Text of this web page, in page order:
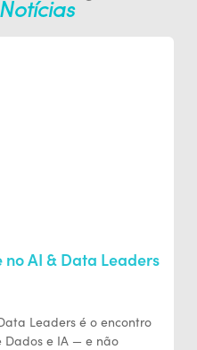
AI & Data Leaders
Leaders é o encontro
e IA — e não